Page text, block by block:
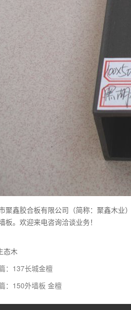
聚鑫胶合板有限公司（简称：聚鑫木业
板。欢迎来电咨询洽谈业务！
态木
：137长城金檀
：150外墙板 金檀